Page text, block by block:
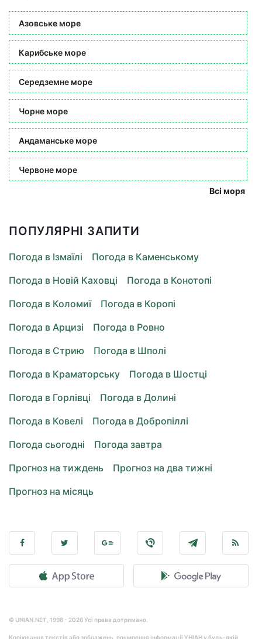
Азовське море
Карибське море
Середземне море
Чорне море
Андаманське море
Червоне море
Всі моря
ПОПУЛЯРНІ ЗАПИТИ
Погода в Ізмаїлі
Погода в Каменському
Погода в Новій Каховці
Погода в Конотопі
Погода в Коломиї
Погода в Коропі
Погода в Арцизі
Погода в Ровно
Погода в Стрию
Погода в Шполі
Погода в Краматорську
Погода в Шостці
Погода в Горлівці
Погода в Долині
Погода в Ковелі
Погода в Добропіллі
Погода сьогодні
Погода завтра
Прогноз на тиждень
Прогноз на два тижні
Прогноз на місяць
© UNIAN.NET, 1998 - 2026 Усі права дотримано.
Копіювання текстів або зображень, поширення інформації УНІАН у будь-якій